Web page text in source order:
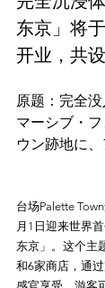
东京」将
开业，共
原题：完全
マーシブ・
台场Palette
月1日迎来世界
东京」。这个主
和6家商店，通